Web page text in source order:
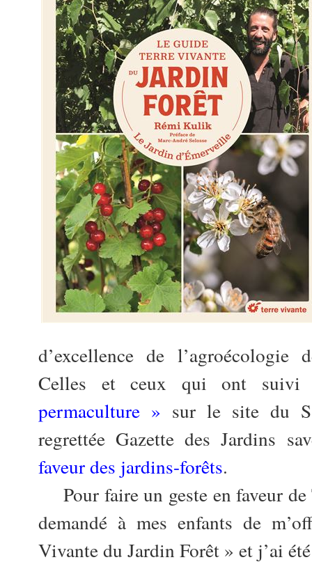
d’excellence de l’agroécologie
Celles et ceux qui ont
permaculture » sur le site du
regrettée Gazette des Jardins
faveur des jardins-forêts.
Pour faire un geste en faveur
demandé à mes enfants de
Vivante du Jardin Forêt » et j’ai